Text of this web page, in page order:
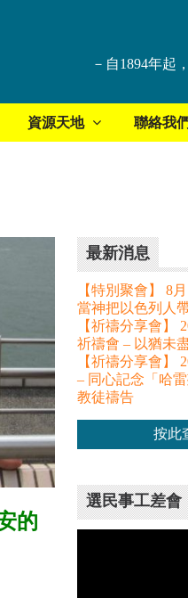
－自1894年起
資源天地 聯絡我們
的
最新消息
【特別聚會】 8
當神把以色列人
【祈禱分享會】
祈禱會 – 以猶未
【祈禱分享會】
– 同心記念「哈
教徒禱告
按此
選民事工差會